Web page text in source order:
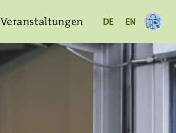
DE EN
Veranstaltungen